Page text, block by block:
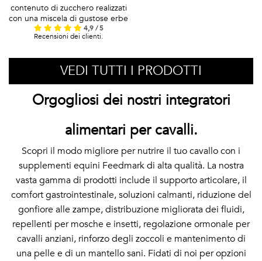
contenuto di zucchero realizzati
con una miscela di gustose erbe
4,9 / 5
Recensioni dei clienti.
VEDI TUTTI I PRODOTTI
Orgogliosi dei nostri integratori
alimentari per cavalli.
Scopri il modo migliore per nutrire il tuo cavallo con i
supplementi equini Feedmark di alta qualità. La nostra
vasta gamma di prodotti include il supporto articolare, il
comfort gastrointestinale, soluzioni calmanti, riduzione del
gonfiore alle zampe, distribuzione migliorata dei fluidi,
repellenti per mosche e insetti, regolazione ormonale per
cavalli anziani, rinforzo degli zoccoli e mantenimento di
una pelle e di un mantello sani. Fidati di noi per opzioni